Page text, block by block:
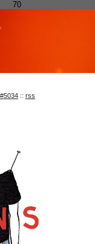
70
#5034 :: rss